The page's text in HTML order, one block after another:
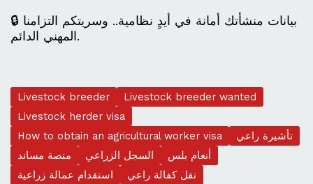
🔒 بيانات منشأتك أمانة في أيدٍ نظامية.. وسريتكم التزامنا
المهني الدائم.
Livestock breeder
Livestock breeder wanted
Livestock herder visa
How to obtain an agricultural worker visa
تأشيرة راعي
منصة مساند
السجل الزراعي
أنعام بلس
استقدام عمالة زراعية
نقل كفالة راعي